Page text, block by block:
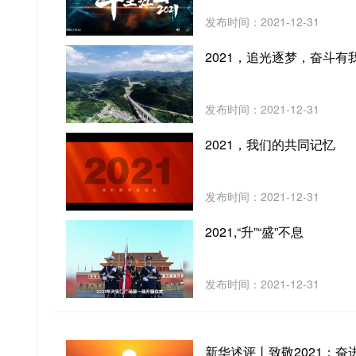
发布时间：2021-12-31
2021，追光逐梦，奋斗有
发布时间：2021-12-31
2021，我们的共同记忆
发布时间：2021-12-31
2021,“升”“盛”不息
发布时间：2021-12-31
新华述评丨致敬2021：奋